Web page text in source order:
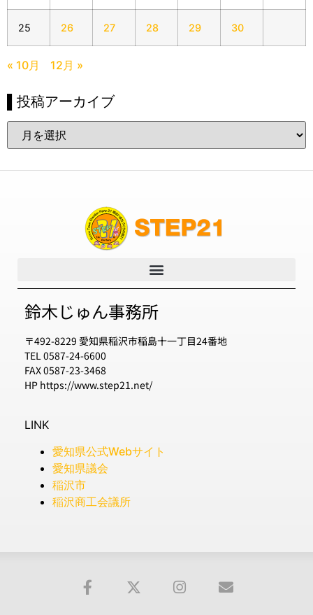
25 26 27 28 29 30
« 10月 12月 »
▌投稿アーカイブ
鈴木じゅん事務所
〒492-8229 愛知県稲沢市稲島十一丁目24番地
TEL 0587-24-6600
FAX 0587-23-3468
HP https://www.step21.net/
LINK
愛知県公式Webサイト
愛知県議会
稲沢市
稲沢商工会議所